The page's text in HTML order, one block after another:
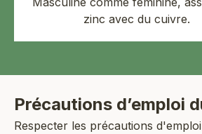
zinc avec du cuivre.
Précautions d’emploi
Respecter les précautions